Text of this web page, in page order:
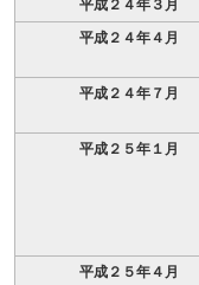
平成２４年３月
平成２４年４月
平成２４年７月
平成２５年１月
平成２５年４月